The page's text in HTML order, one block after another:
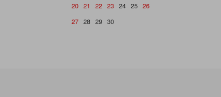
20 21 22 23 24 25 26
27 28 29 30